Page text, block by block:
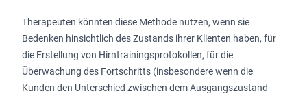
Therapeuten könnten diese Methode nutzen, wenn sie
Bedenken hinsichtlich des Zustands ihrer Klienten haben, für
die Erstellung von Hirntrainingsprotokollen, für die
Überwachung des Fortschritts (insbesondere wenn die
Kunden den Unterschied zwischen dem Ausgangszustand